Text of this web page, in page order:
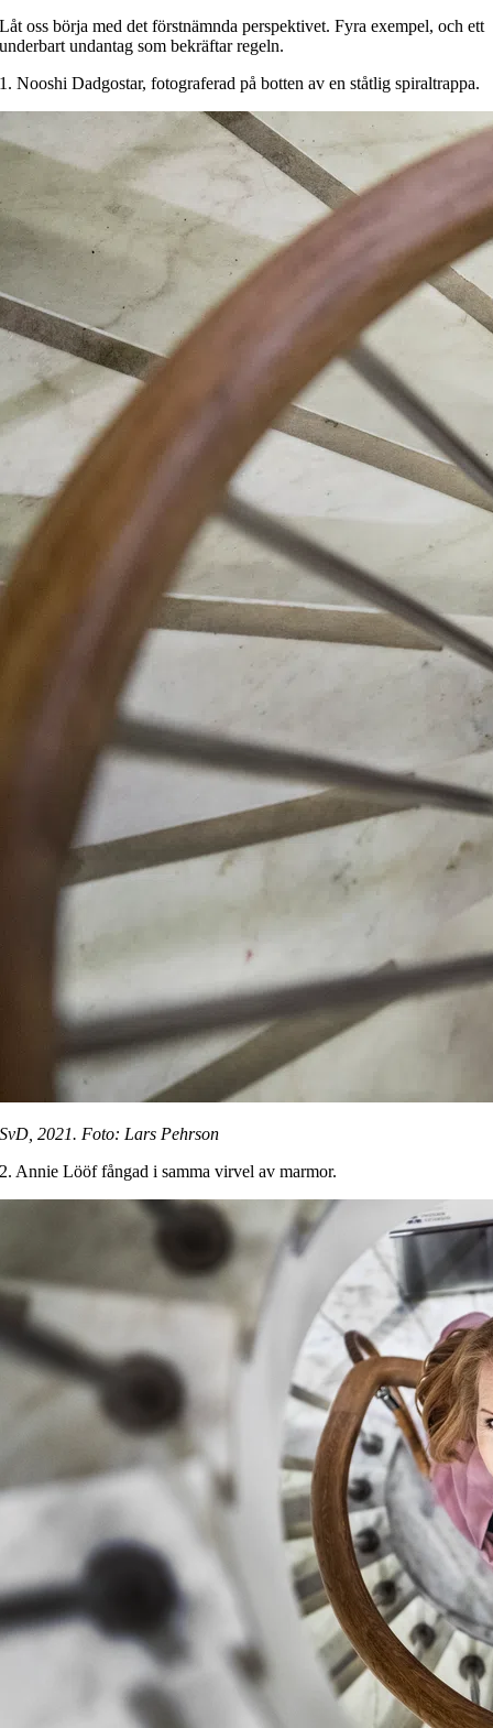
Låt oss börja med det förstnämnda perspektivet. Fyra exempel, och ett
underbart undantag som bekräftar regeln.
1. Nooshi Dadgostar, fotograferad på botten av en ståtlig spiraltrappa.
SvD, 2021. Foto: Lars Pehrson
2. Annie Lööf fångad i samma virvel av marmor.